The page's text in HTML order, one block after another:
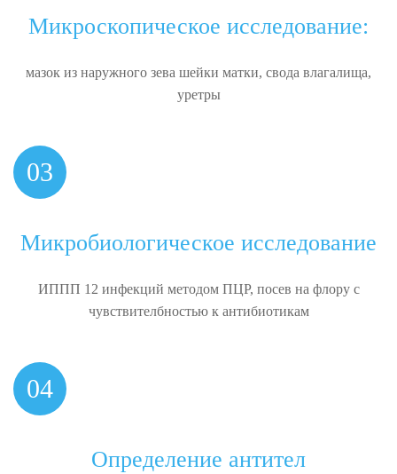
Микроскопическое исследование:
мазок из наружного зева шейки матки, свода влагалища,
уретры
03
Микробиологическое исследование
ИППП 12 инфекций методом ПЦР, посев на флору с
чувствителбностью к антибиотикам
04
Определение антител